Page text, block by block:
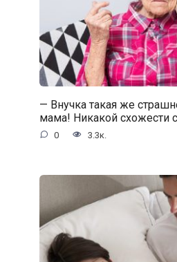
— Внучка такая же
мама! Никакой схожести
0 3.3к.